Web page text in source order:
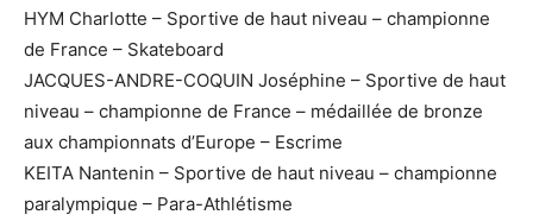
HYM Charlotte – Sportive de haut niveau – championne
de France – Skateboard
JACQUES-ANDRE-COQUIN Joséphine – Sportive de haut
niveau – championne de France – médaillée de bronze
aux championnats d’Europe – Escrime
KEITA Nantenin – Sportive de haut niveau – championne
paralympique – Para-Athlétisme